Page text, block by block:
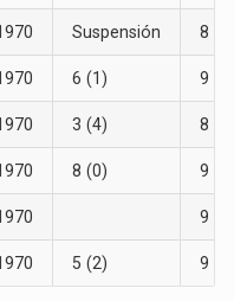
Suspensión 8
6 (1) 9
3 (4) 8
8 (0) 9
9
5 (2) 9